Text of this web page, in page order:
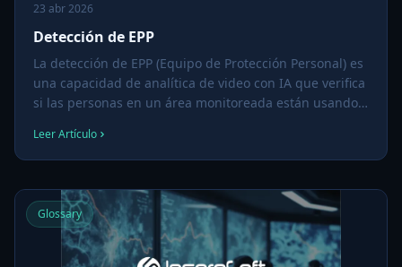
23 abr 2026
Detección de EPP
La detección de EPP (Equipo de Protección Personal) es
una capacidad de analítica de video con IA que verifica
si las personas en un área monitoreada están usando
de alta visibilidad, gafas de seguridad, guantes o
calzado — y marca las violaciones en tiempo real o
Leer Artículo
Glossary